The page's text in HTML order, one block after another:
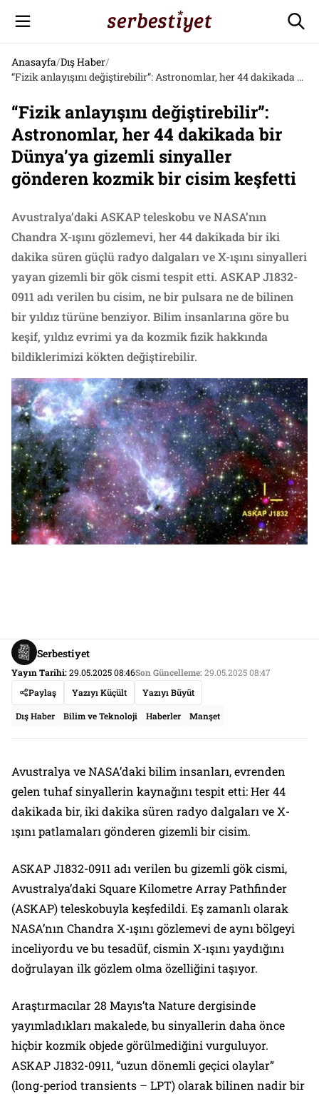
Anasayfa/Dış Haber/
“Fizik anlayışını değiştirebilir”: Astronomlar, her 44 dakikada bir Dünya’ya gizemli sinyaller gönderen kozmik bir cisim keşfetti
“Fizik anlayışını değiştirebilir”:
Astronomlar, her 44 dakikada bir
Dünya’ya gizemli sinyaller
gönderen kozmik bir cisim keşfetti
Avustralya’daki ASKAP teleskobu ve NASA’nın
Chandra X-ışını gözlemevi, her 44 dakikada bir iki
dakika süren güçlü radyo dalgaları ve X-ışını sinyalleri
yayan gizemli bir gök cismi tespit etti. ASKAP J1832-
0911 adı verilen bu cisim, ne bir pulsara ne de bilinen
bir yıldız türüne benziyor. Bilim insanlarına göre bu
keşif, yıldız evrimi ya da kozmik fizik hakkında
bildiklerimizi kökten değiştirebilir.
Serbestiyet
Yayın Tarihi:29.05.2025 08:46Son Güncelleme:29.05.2025 08:47
Paylaş
Yazıyı Küçült Yazıyı Büyüt
Dış Haber Bilim ve Teknoloji Haberler Manşet
Avustralya ve NASA’daki bilim insanları, evrenden
gelen tuhaf sinyallerin kaynağını tespit etti: Her 44
dakikada bir, iki dakika süren radyo dalgaları ve X-
ışını patlamaları gönderen gizemli bir cisim.
ASKAP J1832-0911 adı verilen bu gizemli gök cismi,
Avustralya’daki Square Kilometre Array Pathfinder
(ASKAP) teleskobuyla keşfedildi. Eş zamanlı olarak
NASA’nın Chandra X-ışını gözlemevi de aynı bölgeyi
inceliyordu ve bu tesadüf, cismin X-ışını yaydığını
doğrulayan ilk gözlem olma özelliğini taşıyor.
Araştırmacılar 28 Mayıs’ta Nature dergisinde
yayımladıkları makalede, bu sinyallerin daha önce
hiçbir kozmik objede görülmediğini vurguluyor.
ASKAP J1832-0911, “uzun dönemli geçici olaylar”
(long-period transients – LPT) olarak bilinen nadir bir